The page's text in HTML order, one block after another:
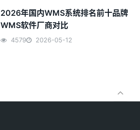
2026年国内WMS系统排名前十品牌
WMS软件厂商对比
4579 2026-05-12